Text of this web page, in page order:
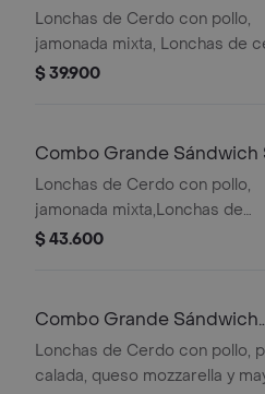
Especial
Lonchas de Cerdo con pollo,
jamonada mixta, Lonchas de
cordero y res, queso
$ 39.900
Combo Grande Sándwich
Especial
Lonchas de Cerdo con pollo,
jamonada mixta,Lonchas de
cerdo,cordero y res,
Qbano
$ 43.600
Combo Grande Sándwich
Hawaiano
Lonchas de Cerdo con pollo,
calada, queso mozzarella y